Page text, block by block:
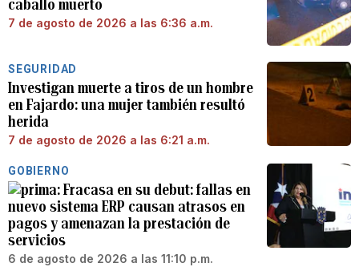
caballo muerto
7 de agosto de 2026 a las 6:36 a.m.
SEGURIDAD
Investigan muerte a tiros de un hombre
en Fajardo: una mujer también resultó
herida
7 de agosto de 2026 a las 6:21 a.m.
GOBIERNO
Fracasa en su debut: fallas en
nuevo sistema ERP causan atrasos en
pagos y amenazan la prestación de
servicios
6 de agosto de 2026 a las 11:10 p.m.